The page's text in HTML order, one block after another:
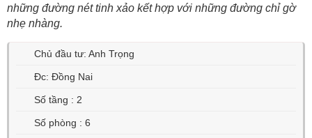
những đường nét tinh xảo kết hợp với những đường chỉ gờ
nhẹ nhàng.
Chủ đầu tư: Anh Trọng
Đc: Đồng Nai
Số tầng : 2
Số phòng : 6